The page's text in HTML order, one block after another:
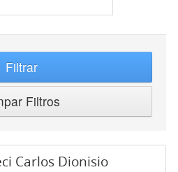
Filtrar
Filtros
Carlos Dionisio